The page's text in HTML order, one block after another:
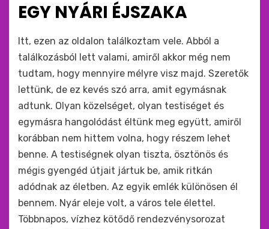
EGY NYÁRI ÉJSZAKA
Itt, ezen az oldalon találkoztam vele. AbbóI a
találkozásból lett valami, amiről akkor még nem
tudtam, hogy mennyire mélyre visz majd. Szeretők
lettünk, de ez kevés szó arra, amit egymásnak
adtunk. Olyan közelséget, olyan testiséget és
egymásra hangolódást éltünk meg együtt, amiről
korábban nem hittem volna, hogy részem lehet
benne. A testiségnek olyan tiszta, ösztönös és
mégis gyengéd útjait jártuk be, amik ritkán
adódnak az életben. Az egyik emlék különösen él
bennem. Nyár eleje volt, a város tele élettel.
Többnapos, vízhez kötődő rendezvénysorozat